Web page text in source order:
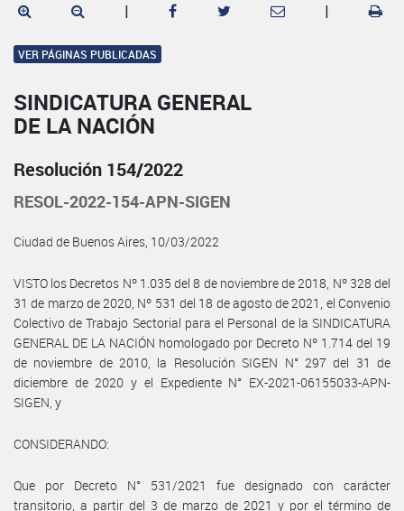
| |
VER PÁGINAS PUBLICADAS
SINDICATURA GENERAL
DE LA NACIÓN
Resolución 154/2022
RESOL-2022-154-APN-SIGEN
Ciudad de Buenos Aires, 10/03/2022
VISTO los Decretos Nº 1.035 del 8 de noviembre de 2018, Nº 328 del
31 de marzo de 2020, Nº 531 del 18 de agosto de 2021, el Convenio
Colectivo de Trabajo Sectorial para el Personal de la SINDICATURA
GENERAL DE LA NACIÓN homologado por Decreto Nº 1.714 del 19
de noviembre de 2010, la Resolución SIGEN N° 297 del 31 de
diciembre de 2020 y el Expediente N° EX-2021-06155033-APN-
SIGEN, y
CONSIDERANDO:
Que por Decreto N° 531/2021 fue designado con carácter
transitorio, a partir del 3 de marzo de 2021 y por el término de